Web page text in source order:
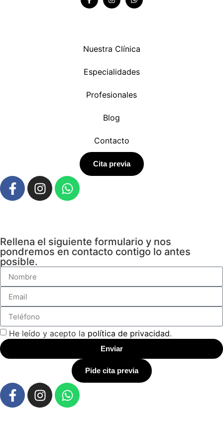
Nuestra Clínica
Especialidades
Profesionales
Blog
Contacto
Cita previa
Rellena el siguiente formulario y nos
pondremos en contacto contigo lo antes
posible.
He leído y acepto la política de privacidad.
Enviar
Pide cita previa